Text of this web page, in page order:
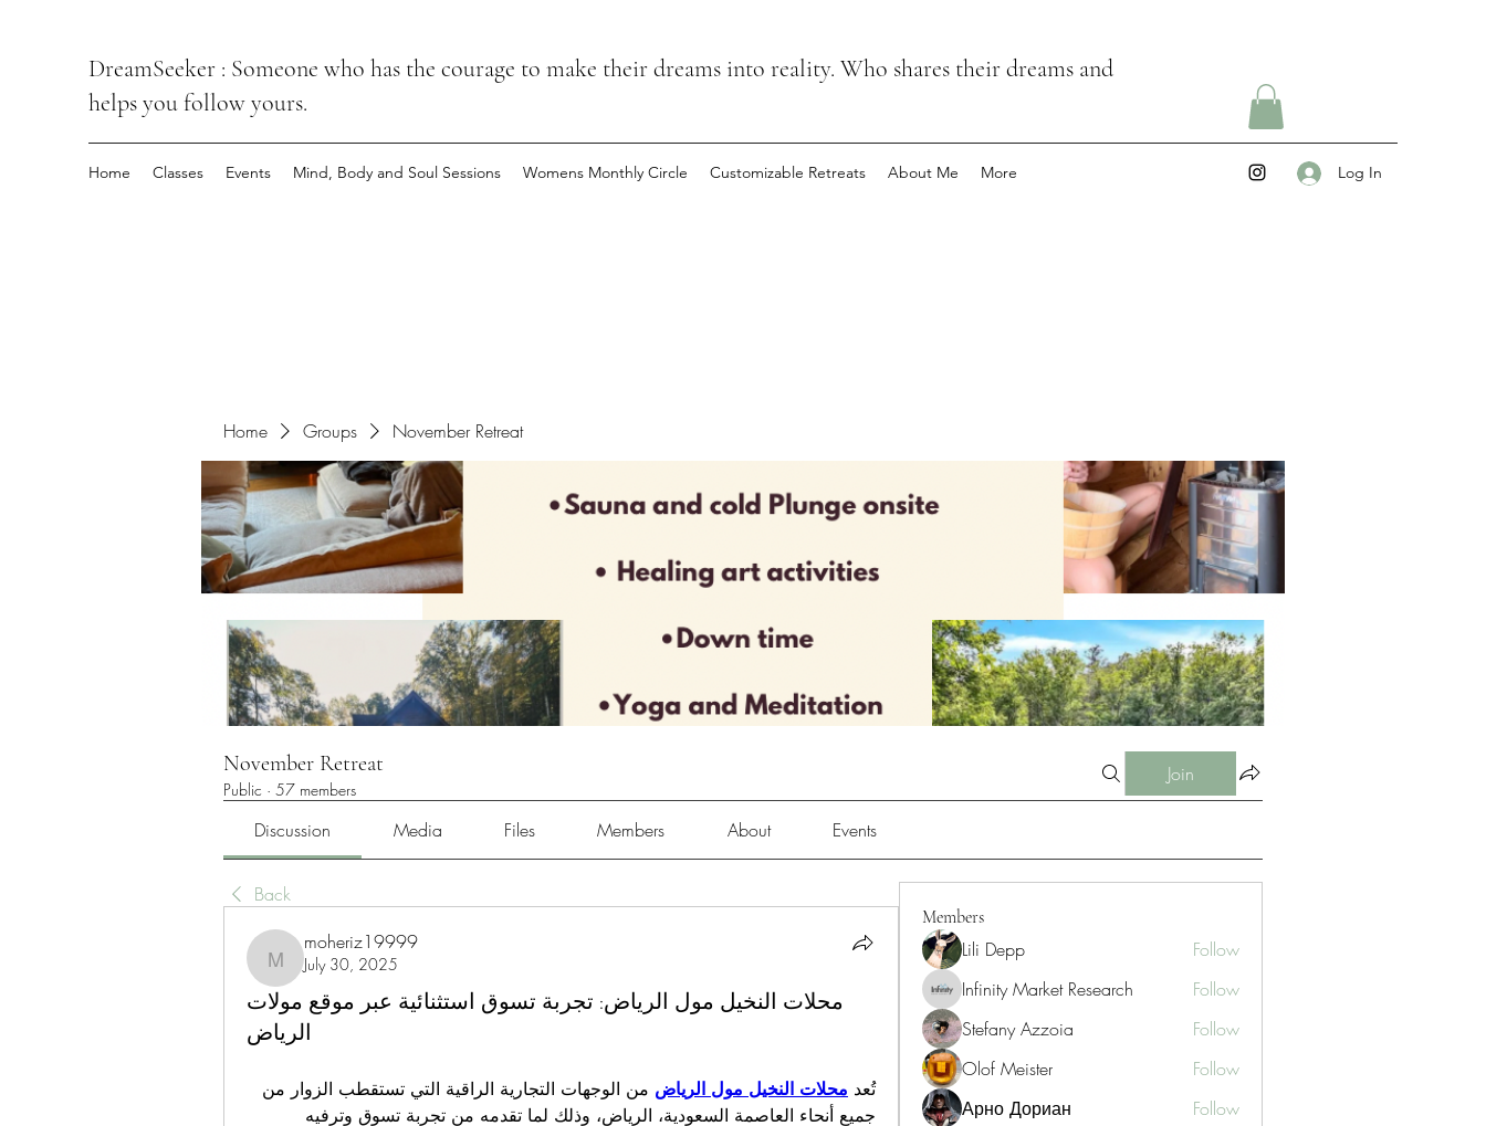
DreamSeeker : Someone who has the courage to make their dreams into reality. Who shares their dreams and
helps you follow yours.
Home Classes Events Mind, Body and Soul Sessions Womens Monthly Circle Customizable Retreats About Me More Log In
Home Groups November Retreat
November Retreat
Public · 57 members
Join
Discussion Media Files Members About Events
Back
moheriz19999
moheriz19999
July 30, 2025
محلات النخيل مول الرياض: تجربة تسوق استثنائية عبر موقع مولات
الرياض
تُعد محلات النخيل مول الرياض
Members
Lili Depp
Follow
Infinity Market Research
Follow
Stefany Azzoia
Follow
Olof Meister
Follow
Арно Дориан
Follow